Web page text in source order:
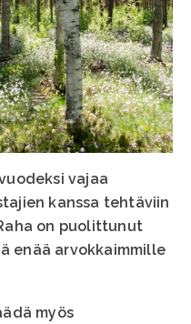
vajaa
kanssa tehtäviin
on puolittunut
enää arvokkaimmille
myös